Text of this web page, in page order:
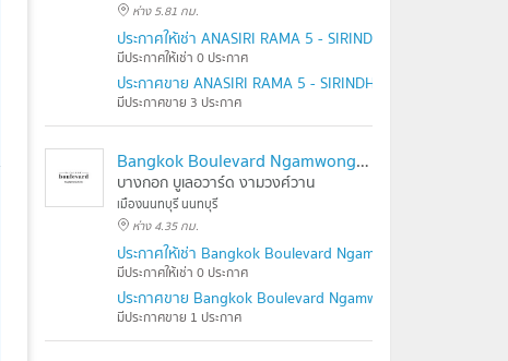
ห่าง 5.81 กม.
ประกาศให้เช่า ANASIRI RAMA 5 - SIRINDHORN
มีประกาศให้เช่า 0 ประกาศ
ประกาศขาย ANASIRI RAMA 5 - SIRINDHORN
มีประกาศขาย 3 ประกาศ
Bangkok Boulevard Ngamwongwan
บางกอก บูเลอวาร์ด งามวงศ์วาน
เมืองนนทบุรี นนทบุรี
ห่าง 4.35 กม.
ประกาศให้เช่า Bangkok Boulevard Ngamwongwan
มีประกาศให้เช่า 0 ประกาศ
ประกาศขาย Bangkok Boulevard Ngamwongwan
มีประกาศขาย 1 ประกาศ